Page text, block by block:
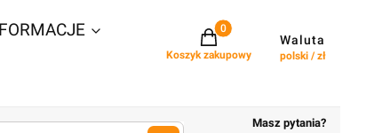
Projekty w koszyku: 0. Zobacz
Koszyk zakupowy
Waluta
polski / zł
Masz pytania?